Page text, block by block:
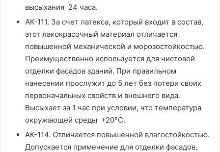
высыхания 24 часа.
АК-111. За счет латекса, который входит в состав,
этот лакокрасочный материал отличается
повышенной механической и морозостойкостью.
Преимущественно используется для чистовой
отделки фасадов зданий. При правильном
нанесении прослужит до 5 лет без потери своих
первоначальных свойств и внешнего вида.
Высыхает за 1 час при условии, что температура
окружающей среды +20°C.
АК-114. Отличается повышенной влагостойкостью.
Допускается применение для отделки фасадов,